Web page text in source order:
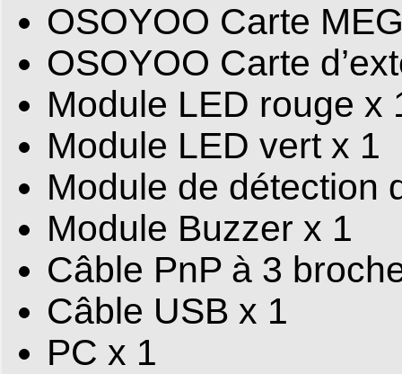
OSOYOO Carte
OSOYOO Carte
Module LED rouge x
Module LED vert x 1
Module de détection
Module Buzzer x 1
Câble PnP à 3
Câble USB x 1
PC x 1